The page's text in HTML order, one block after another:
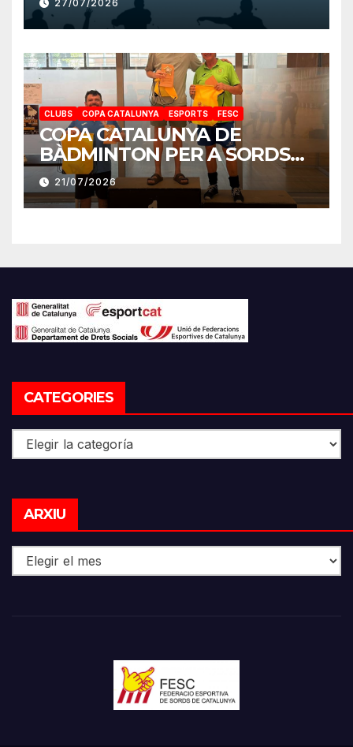
27/07/2026
CLUBS COPA CATALUNYA ESPORTS FESC
COPA CATALUNYA DE
BÀDMINTON PER A SORDS
2026
21/07/2026
CATEGORIES
Categories
ARXIU